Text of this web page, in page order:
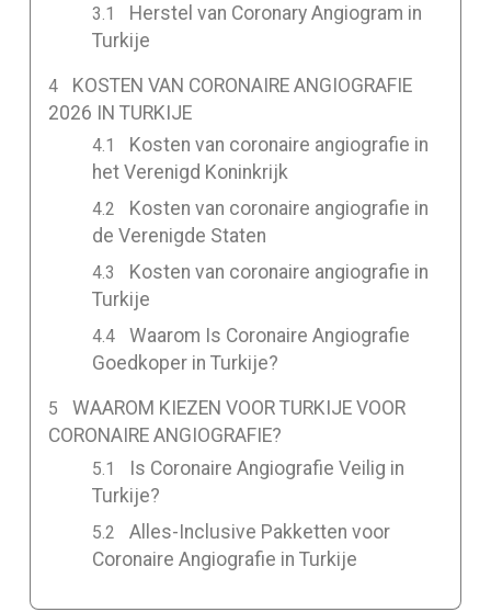
Herstel van Coronary Angiogram in
Turkije
KOSTEN VAN CORONAIRE ANGIOGRAFIE
2026 IN TURKIJE
Kosten van coronaire angiografie in
het Verenigd Koninkrijk
Kosten van coronaire angiografie in
de Verenigde Staten
Kosten van coronaire angiografie in
Turkije
Waarom Is Coronaire Angiografie
Goedkoper in Turkije?
WAAROM KIEZEN VOOR TURKIJE VOOR
CORONAIRE ANGIOGRAFIE?
Is Coronaire Angiografie Veilig in
Turkije?
Alles-Inclusive Pakketten voor
Coronaire Angiografie in Turkije